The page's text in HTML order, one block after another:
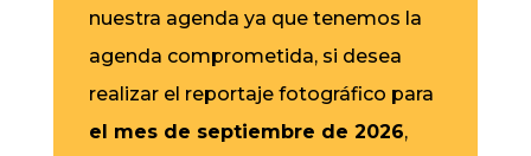
nuestra agenda ya que tenemos la
agenda comprometida, si desea
realizar el reportaje fotográfico para
el mes de septiembre de 2026,